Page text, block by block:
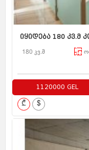
იყიდება 180 კვ.მ
180 კვ.მ
1120000 GEL
₾ $